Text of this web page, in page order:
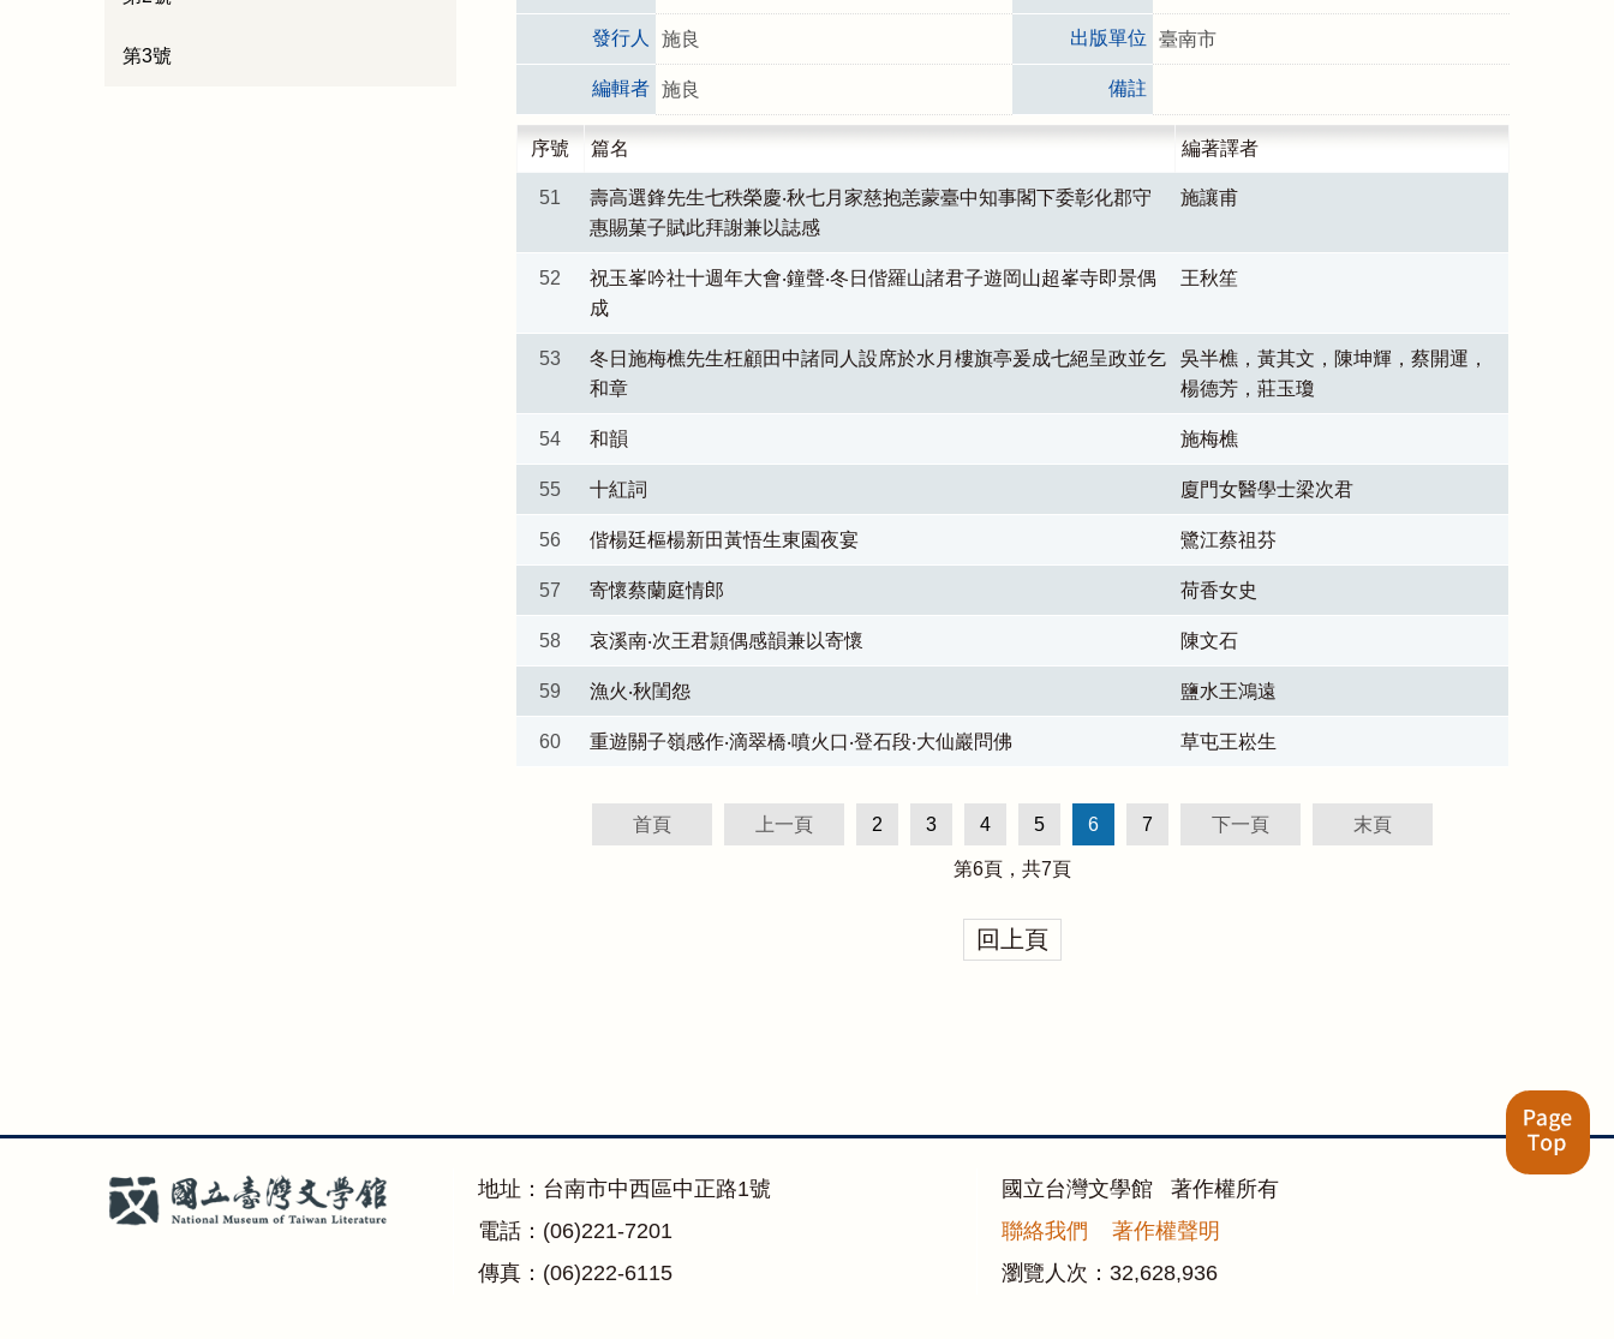
第3號
發行人 施良 出版單位 臺南市
編輯者 施良 備註
序號 篇名 編著譯者
51
壽高選鋒先生七秩榮慶‧秋七月家慈抱恙蒙臺中知事閣下委彰化郡守
惠賜菓子賦此拜謝兼以誌感
施讓甫
52
祝玉峯吟社十週年大會‧鐘聲‧冬日偕羅山諸君子遊岡山超峯寺即景偶
成
王秋笙
53
冬日施梅樵先生枉顧田中諸同人設席於水月樓旗亭爰成七絕呈政並乞
和章
吳半樵，黃其文，陳坤輝，蔡開運，
楊德芳，莊玉瓊
54 和韻 施梅樵
55 十紅詞 廈門女醫學士梁次君
56 偕楊廷樞楊新田黃悟生東園夜宴 鷺江蔡祖芬
57 寄懷蔡蘭庭情郎 荷香女史
58 哀溪南‧次王君頴偶感韻兼以寄懷 陳文石
59 漁火‧秋閨怨 鹽水王鴻遠
60 重遊關子嶺感作‧滴翠橋‧噴火口‧登石段‧大仙巖問佛 草屯王崧生
首頁 上一頁 2 3 4 5 6 7 下一頁 末頁
第6頁，共7頁
回上頁
地址：台南市中西區中正路1號
電話：(06)221-7201
傳真：(06)222-6115
國立台灣文學館 著作權所有
聯絡我們
著作權聲明
瀏覽人次： 32,628,936